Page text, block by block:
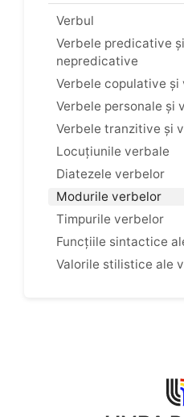
Verbul
Verbele predicative
nepredicative
Verbele copulative și
Verbele personale și
Verbele tranzitive și
Locuțiunile verbale
Diatezele verbelor
Modurile verbelor
Timpurile verbelor
Funcțiile sintactice
Valorile stilistice ale